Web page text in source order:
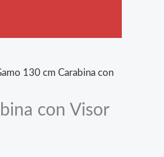
130 cm Carabina con
con Visor